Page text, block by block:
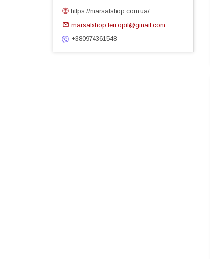
https://marsalshop.com.ua/
marsalshop.ternopil@gmail.com
+380974361548